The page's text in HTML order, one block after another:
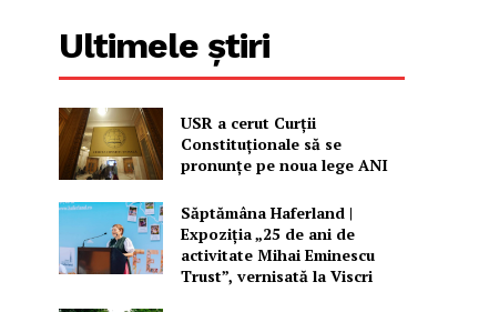
Ultimele știri
USR a cerut Curții
Constituționale să se
pronunțe pe noua lege ANI
Săptămâna Haferland |
Expoziţia „25 de ani de
activitate Mihai Eminescu
Trust”, vernisată la Viscri